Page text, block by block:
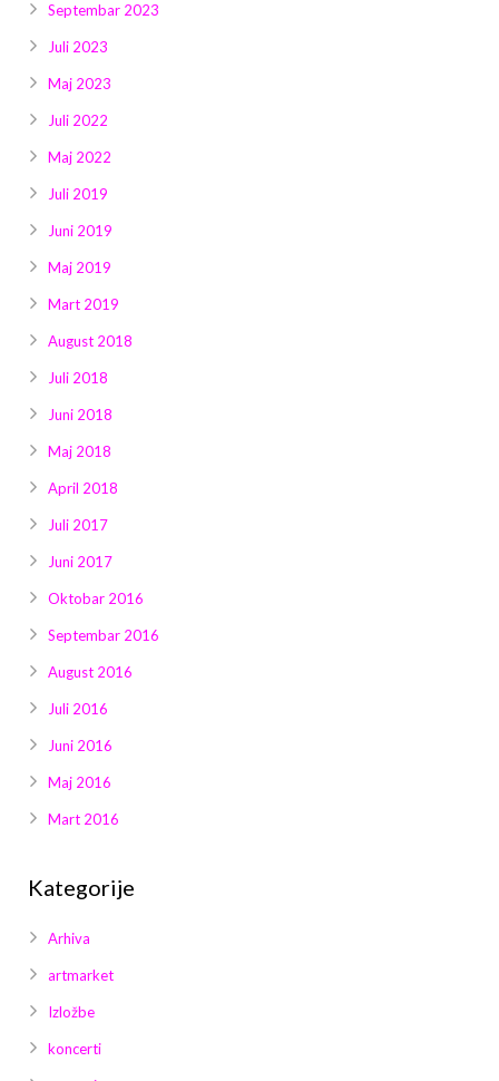
Septembar 2023
Juli 2023
Maj 2023
Juli 2022
Maj 2022
Juli 2019
Juni 2019
Maj 2019
Mart 2019
August 2018
Juli 2018
Juni 2018
Maj 2018
April 2018
Juli 2017
Juni 2017
Oktobar 2016
Septembar 2016
August 2016
Juli 2016
Juni 2016
Maj 2016
Mart 2016
Kategorije
Arhiva
artmarket
Izložbe
koncerti